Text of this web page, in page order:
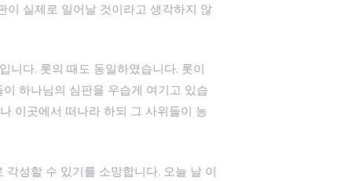
이 실제로 일어날 것이라고 생각하지 않
니다. 롯의 때도 동일하였습니다. 롯이
하나님의 심판을 우습게 여기고 있습
이곳에서 떠나라 하되 그 사위들이 농
성할 수 있기를 소망합니다. 오늘 날 이